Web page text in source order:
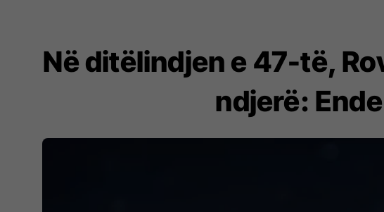
Në ditëlindjen e 47-të,
ndjerë: